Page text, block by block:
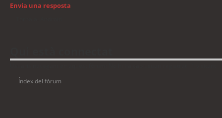
Envia una resposta
Índex del fòrum